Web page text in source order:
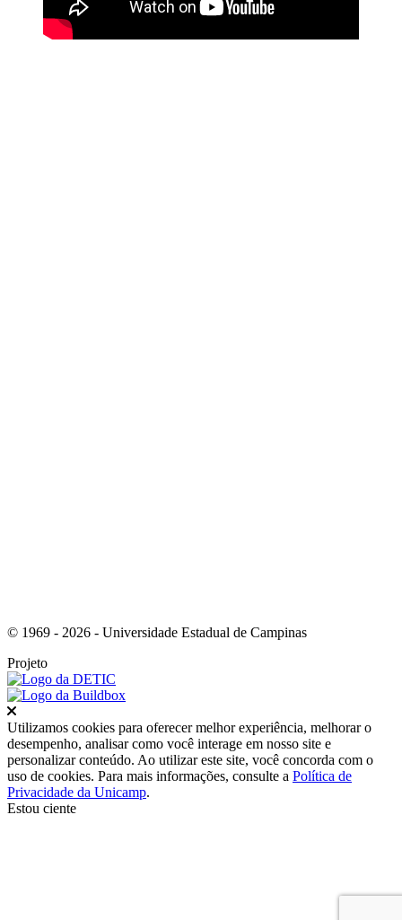
© 1969 - 2026 - Universidade Estadual de Campinas
Projeto
Fechar
Utilizamos cookies para oferecer melhor experiência, melhorar o
desempenho, analisar como você interage em nosso site e
personalizar conteúdo. Ao utilizar este site, você concorda com o
uso de cookies. Para mais informações, consulte a Política de
Privacidade da Unicamp.
Estou ciente